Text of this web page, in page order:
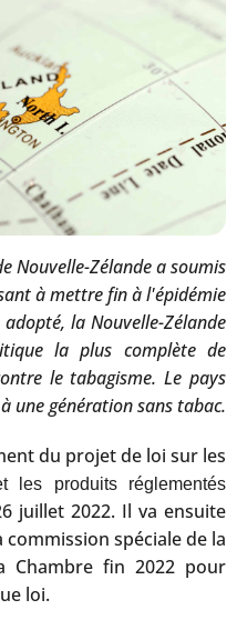
Nouvelle-Zélande a soumis
à mettre fin à l'épidémie
la Nouvelle-Zélande
la plus complète de
le tabagisme. Le pays
une génération sans tabac.
du projet de loi sur les
les produits réglementés
juillet 2022. Il va ensuite
spéciale de la
Chambre fin 2022 pour
loi.